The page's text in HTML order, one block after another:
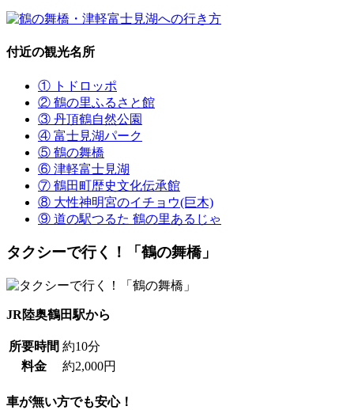
付近の観光名所
① トドロッポ
② 鶴の里ふるさと館
③ 丹頂鶴自然公園
④ 富士見湖パーク
⑤ 鶴の舞橋
⑥ 津軽富士見湖
⑦ 鶴田町歴史文化伝承館
⑧ 大性神明宮のイチョウ(巨木)
⑨ 道の駅つるた 鶴の里あるじゃ
タクシーで行く！「鶴の舞橋」
JR陸奥鶴田駅から
所要時間 約10分
料金
約2,000円
車が無い方でも安心！